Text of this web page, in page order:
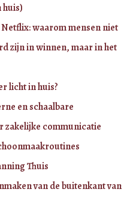
huis)
Netflix: waarom mensen niet
zijn in winnen, maar in het
licht in huis?
en schaalbare
zakelijke communicatie
Thuis
van de buitenkant van